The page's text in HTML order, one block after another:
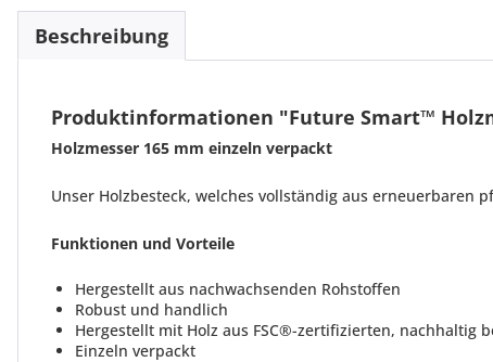
Beschreibung
Produktinformationen "Future Smart™
Holzmesser 165 mm einzeln verpackt
Unser Holzbesteck, welches vollständig aus
Funktionen und Vorteile
Hergestellt aus nachwachsenden Rohstoffen
Robust und handlich
Hergestellt mit Holz aus FSC®-zertifizierten, nachhaltig
Einzeln verpackt